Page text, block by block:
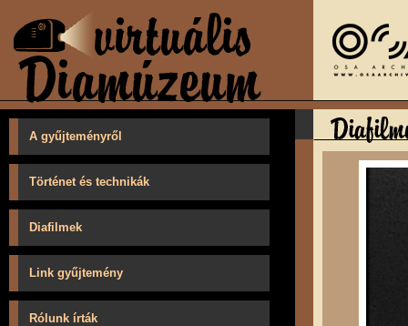
A gyűjteményről
Történet és technikák
Diafilmek
Link gyűjtemény
Rólunk írták